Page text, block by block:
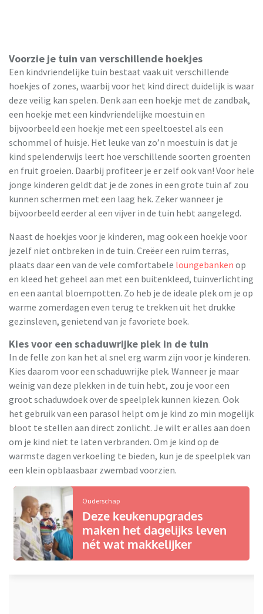
Voorzie je tuin van verschillende hoekjes
Een kindvriendelijke tuin bestaat vaak uit verschillende
hoekjes of zones, waarbij voor het kind direct duidelijk is waar
deze veilig kan spelen. Denk aan een hoekje met de zandbak,
een hoekje met een kindvriendelijke moestuin en
bijvoorbeeld een hoekje met een speeltoestel als een
schommel of huisje. Het leuke van zo’n moestuin is dat je
kind spelenderwijs leert hoe verschillende soorten groenten
en fruit groeien. Daarbij profiteer je er zelf ook van! Voor hele
jonge kinderen geldt dat je de zones in een grote tuin af zou
kunnen schermen met een laag hek. Zeker wanneer je
bijvoorbeeld eerder al een vijver in de tuin hebt aangelegd.
Naast de hoekjes voor je kinderen, mag ook een hoekje voor
jezelf niet ontbreken in de tuin. Creëer een ruim terras,
plaats daar een van de vele comfortabele loungebanken op
en kleed het geheel aan met een buitenkleed, tuinverlichting
en een aantal bloempotten. Zo heb je de ideale plek om je op
warme zomerdagen even terug te trekken uit het drukke
gezinsleven, genietend van je favoriete boek.
Kies voor een schaduwrijke plek in de tuin
In de felle zon kan het al snel erg warm zijn voor je kinderen.
Kies daarom voor een schaduwrijke plek. Wanneer je maar
weinig van deze plekken in de tuin hebt, zou je voor een
groot schaduwdoek over de speelplek kunnen kiezen. Ook
het gebruik van een parasol helpt om je kind zo min mogelijk
bloot te stellen aan direct zonlicht. Je wilt er alles aan doen
om je kind niet te laten verbranden. Om je kind op de
warmste dagen verkoeling te bieden, kun je de speelplek van
een klein opblaasbaar zwembad voorzien.
Ouderschap
Deze keukenupgrades
maken het dagelijks leven
nét wat makkelijker